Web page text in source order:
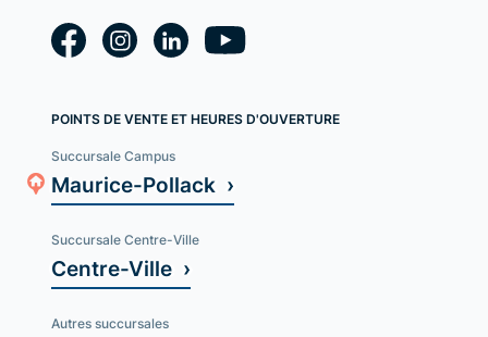
POINTS DE VENTE ET HEURES D'OUVERTURE
Succursale Campus
Maurice-Pollack ›
Succursale Centre-Ville
Centre-Ville ›
Autres succursales